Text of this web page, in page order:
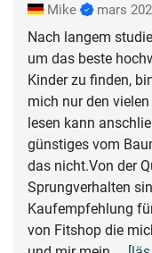
Mike mars
Nach langem
um das beste
Kinder zu finden,
mich nur den
lesen kann
günstiges vom
das nicht.Von der
Sprungverhalten
Kaufempfehlung
von Fitshop die